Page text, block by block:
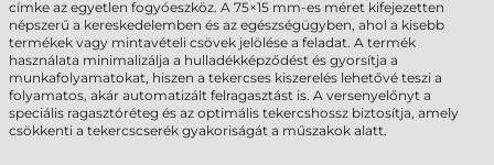
címke az egyetlen fogyóeszköz. A 75×15 mm-es méret kifejezetten
népszerű a kereskedelemben és az egészségügyben, ahol a kisebb
termékek vagy mintavételi csövek jelölése a feladat. A termék
használata minimalizálja a hulladékképződést és gyorsítja a
munkafolyamatokat, hiszen a tekercses kiszerelés lehetővé teszi a
folyamatos, akár automatizált felragasztást is. A versenyelőnyt a
speciális ragasztóréteg és az optimális tekercshossz biztosítja, amely
csökkenti a tekercscserék gyakoriságát a műszakok alatt.